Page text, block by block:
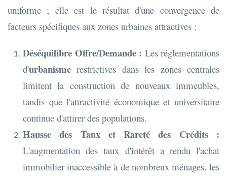
uniforme ; elle est le résultat d'une convergence de
facteurs spécifiques aux zones urbaines attractives :
Déséquilibre Offre/Demande : Les réglementations
d'urbanisme restrictives dans les zones centrales
limitent la construction de nouveaux immeubles,
tandis que l'attractivité économique et universitaire
continue d'attirer des populations.
Hausse des Taux et Rareté des Crédits :
L'augmentation des taux d'intérêt a rendu l'achat
immobilier inaccessible à de nombreux ménages, les